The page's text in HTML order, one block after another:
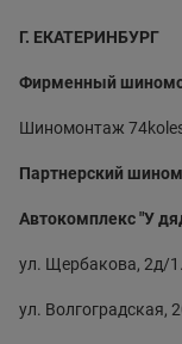
Г. ЕКАТЕРИНБУРГ
Фирменный
Шиномонтаж
Партнерский
Автокомплекс "У
ул. Щербакова, 2д/
ул. Волгоградская,